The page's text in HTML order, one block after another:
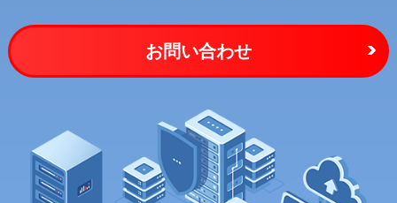
お問い合わせ